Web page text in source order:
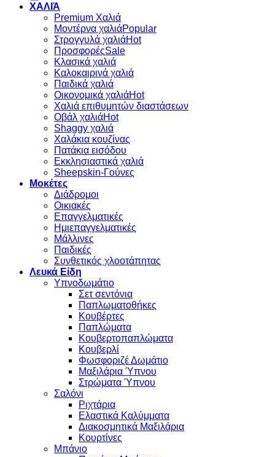
ΧΑΛΙΆ
Premium Χαλιά
Μοντέρνα χαλιά
Στρογγυλά χαλιά
Προσφορές
Κλασικά χαλιά
Καλοκαιρινά χαλιά
Παιδικά χαλιά
Οικονομικά χαλιά
Χαλιά επιθυμητών διαστάσεων
Οβάλ χαλιά
Shaggy χαλιά
Χαλάκια κουζίνας
Πατάκια εισόδου
Εκκλησιαστικά χαλιά
Sheepskin-Γούνες
Μοκέτες
Διάδρομοι
Οικιακές
Επαγγελματικές
Ημιεπαγγελματικές
Μάλλινες
Παιδικές
Συνθετικός χλοοτάπητας
Λευκά Είδη
Υπνοδωμάτιο
Σετ σεντόνια
Παπλωματοθήκες
Κουβέρτες
Παπλώματα
Κουβερτοπαπλώματα
Κουβερλί
Φωσφοριζέ Δωμάτιο
Μαξιλάρια Ύπνου
Στρώματα Ύπνου
Σαλόνι
Ριχτάρια
Ελαστικά Καλύμματα
Διακοσμητικά Μαξιλάρια
Κουρτίνες
Μπάνιο